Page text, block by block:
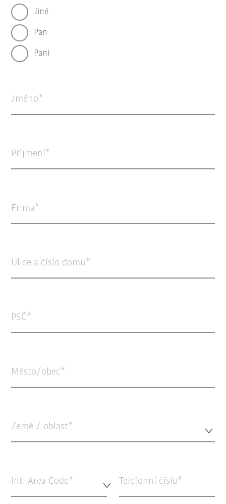
Jiné
Pan
Paní
Jméno
Příjmení
Firma
Ulice a číslo domu
PSČ
Město/obec
Země / oblast*
Int. Area Code* Telefonní číslo